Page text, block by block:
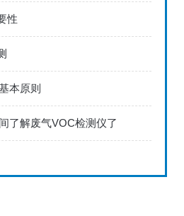
性
本原则
了解废气VOC检测仪了